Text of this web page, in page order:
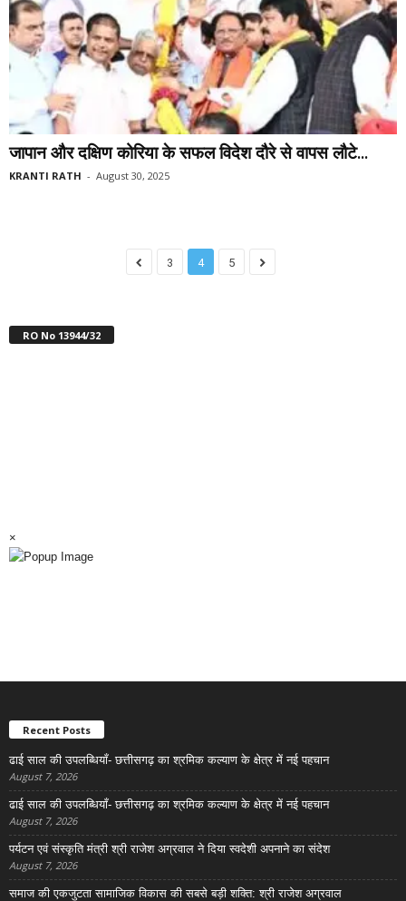
जापान और दक्षिण कोरिया के सफल विदेश दौरे से वापस लौटे...
KRANTI RATH - August 30, 2025
3 4 5
RO No 13944/32
×
Recent Posts
ढाई साल की उपलब्धियाँ- छत्तीसगढ़ का श्रमिक कल्याण के क्षेत्र में नई पहचान
August 7, 2026
ढाई साल की उपलब्धियाँ- छत्तीसगढ़ का श्रमिक कल्याण के क्षेत्र में नई पहचान
August 7, 2026
पर्यटन एवं संस्कृति मंत्री श्री राजेश अग्रवाल ने दिया स्वदेशी अपनाने का संदेश
August 7, 2026
समाज की एकजुटता सामाजिक विकास की सबसे बड़ी शक्ति: श्री राजेश अग्रवाल